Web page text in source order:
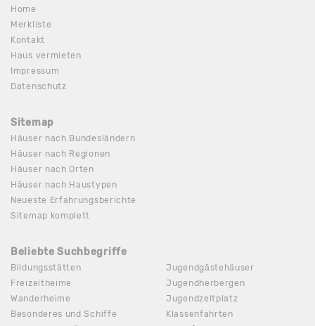
Home
Merkliste
Kontakt
Haus vermieten
Impressum
Datenschutz
Sitemap
Häuser nach Bundesländern
Häuser nach Regionen
Häuser nach Orten
Häuser nach Haustypen
Neueste Erfahrungsberichte
Sitemap komplett
Beliebte Suchbegriffe
Bildungsstätten
Freizeitheime
Wanderheime
Besonderes und Schiffe
Jugendgästehäuser
Jugendherbergen
Jugendzeltplatz
Klassenfahrten